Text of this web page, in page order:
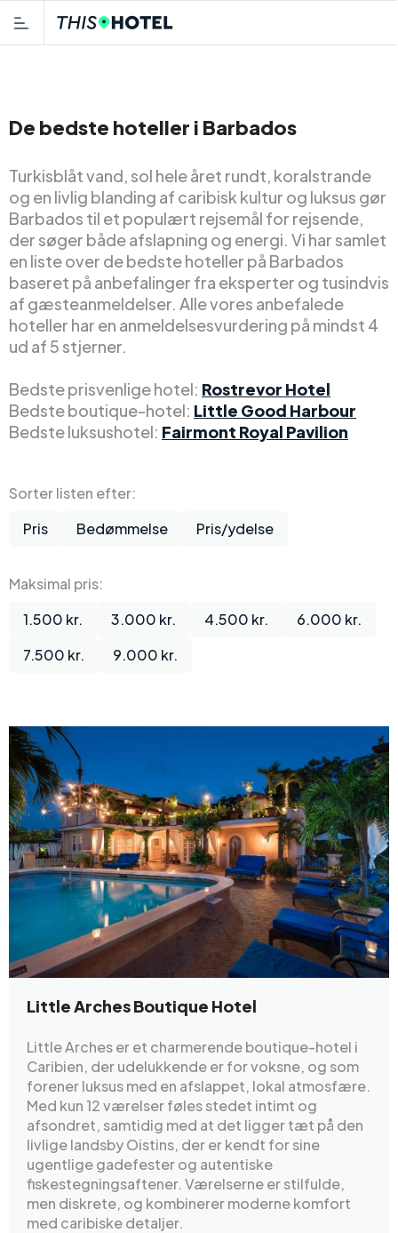
De bedste hoteller i Barbados
Turkisblåt vand, sol hele året rundt, koralstrande
og en livlig blanding af caribisk kultur og luksus gør
Barbados til et populært rejsemål for rejsende,
der søger både afslapning og energi. Vi har samlet
en liste over de bedste hoteller på Barbados
baseret på anbefalinger fra eksperter og tusindvis
af gæsteanmeldelser. Alle vores anbefalede
hoteller har en anmeldelsesvurdering på mindst 4
ud af 5 stjerner.
Bedste prisvenlige hotel: Rostrevor Hotel
Bedste boutique-hotel: Little Good Harbour
Bedste luksushotel: Fairmont Royal Pavilion
Sorter listen efter:
Pris
Bedømmelse Pris/ydelse
Maksimal pris:
1.500 kr.
3.000 kr. 4.500 kr.
6.000 kr.
7.500 kr.
9.000 kr.
Little Arches Boutique Hotel
Little Arches er et charmerende boutique-hotel i
Caribien, der udelukkende er for voksne, og som
forener luksus med en afslappet, lokal atmosfære.
Med kun 12 værelser føles stedet intimt og
afsondret, samtidig med at det ligger tæt på den
livlige landsby Oistins, der er kendt for sine
ugentlige gadefester og autentiske
fiskestegningsaftener. Værelserne er stilfulde,
men diskrete, og kombinerer moderne komfort
med caribiske detaljer.